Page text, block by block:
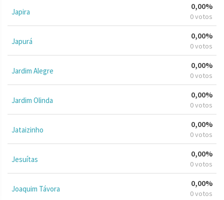
Japira
0,00%
0 votos
Japurá
0,00%
0 votos
Jardim Alegre
0,00%
0 votos
Jardim Olinda
0,00%
0 votos
Jataizinho
0,00%
0 votos
Jesuítas
0,00%
0 votos
Joaquim Távora
0,00%
0 votos